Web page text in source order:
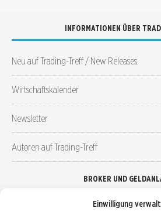
Einwilligung
INFORMATIONEN ÜBER
Neu auf Trading-Treff / New Releases
Wirtschaftskalender
Newsletter
Autoren auf Trading-Treff
BROKER UND